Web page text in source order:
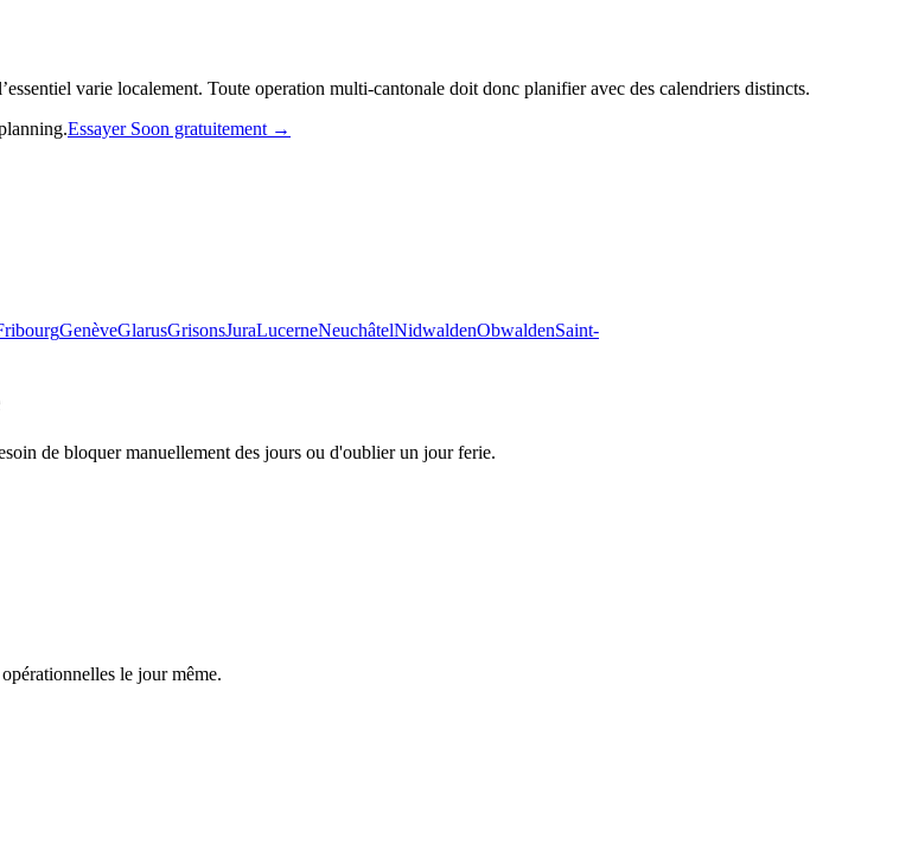
varie localement. Toute operation multi-cantonale doit donc planifier avec des calendriers distincts.
Essayer Soon gratuitement →
GenèveGlarusGrisonsJuraLucerneNeuchâtelNidwaldenObwaldenSaint-
de bloquer manuellement des jours ou d'oublier un jour ferie.
le jour même.